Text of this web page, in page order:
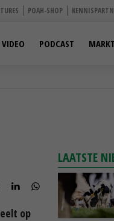
POAH-SHOP
VIDEO PODCAST
op
LAATSTE